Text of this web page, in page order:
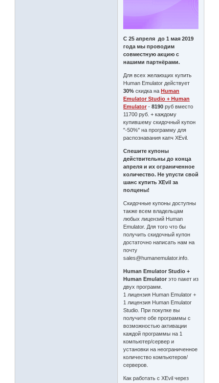
С 25 апреля до 1 мая 2019
года мы проводим
совместную акцию с
нашими партнёрами.
Для всех желающих купить
Human Emulator действует
30% скидка наHuman
Emulator Studio + Human
Emulator -8190 руб вместо
11700 руб. + каждому
купившему скидочный купон
"-50%" на программу для
распознавания капч XEvil.
Спешите купоны
действительны до конца
апреля и их ограниченное
количество. Не упусти свой
шанс купить XEvil за
полцены!
Скидочные купоны доступны
также всем владельцам
любых лицензий Human
Emulator. Для того что бы
получить скидочный купон
достаточно написать нам на
почту
sales@humanemulator.info.
Human Emulator Studio +
Human Emulator это пакет из
двух программ.
1 лицензия Human Emulator +
1 лицензия Human Emulator
Studio. При покупке вы
получите обе программы с
возможностью активации
каждой программы на 1
компьютер/сервер и
установки на неограниченное
количество компьютеров/
серверов.
Как работать с XEvil через